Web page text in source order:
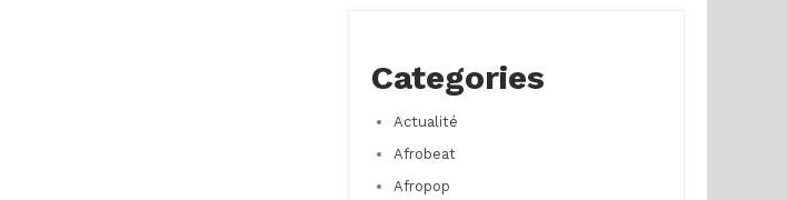
Categories
Actualité
Afrobeat
Afropop